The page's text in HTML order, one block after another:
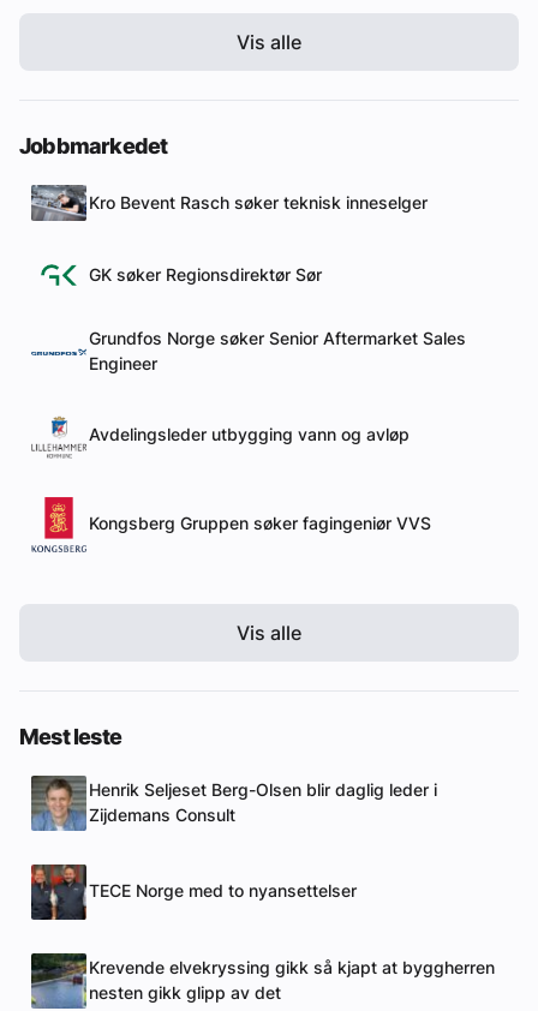
Vis alle
Jobbmarkedet
Kro Bevent Rasch søker teknisk inneselger
GK søker Regionsdirektør Sør
Grundfos Norge søker Senior Aftermarket Sales
Engineer
Avdelingsleder utbygging vann og avløp
Kongsberg Gruppen søker fagingeniør VVS
Vis alle
Mest leste
Henrik Seljeset Berg-Olsen blir daglig leder i
Zijdemans Consult
TECE Norge med to nyansettelser
Krevende elvekryssing gikk så kjapt at byggherren
nesten gikk glipp av det